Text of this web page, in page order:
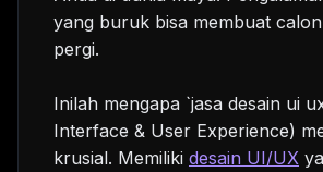
yang buruk bisa membuat
pergi.
Inilah mengapa `jasa desain ui
Interface & User Experience)
krusial. Memiliki desain UI/UX